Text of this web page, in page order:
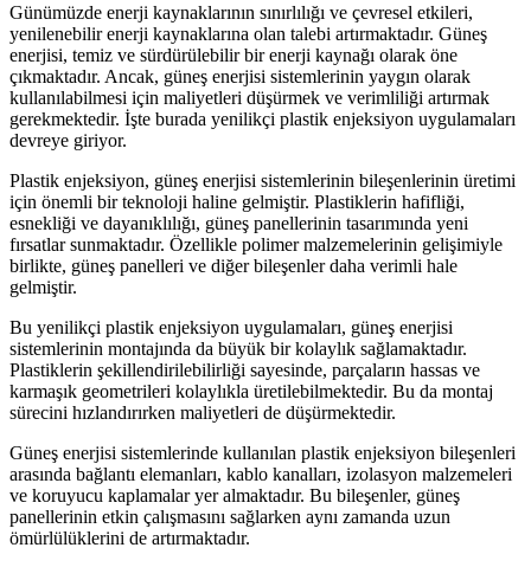
Günümüzde enerji kaynaklarının sınırlılığı ve çevresel etkileri,
yenilenebilir enerji kaynaklarına olan talebi artırmaktadır. Güneş
enerjisi, temiz ve sürdürülebilir bir enerji kaynağı olarak öne
çıkmaktadır. Ancak, güneş enerjisi sistemlerinin yaygın olarak
kullanılabilmesi için maliyetleri düşürmek ve verimliliği artırmak
gerekmektedir. İşte burada yenilikçi plastik enjeksiyon uygulamaları
devreye giriyor.
Plastik enjeksiyon, güneş enerjisi sistemlerinin bileşenlerinin üretimi
için önemli bir teknoloji haline gelmiştir. Plastiklerin hafifliği,
esnekliği ve dayanıklılığı, güneş panellerinin tasarımında yeni
fırsatlar sunmaktadır. Özellikle polimer malzemelerinin gelişimiyle
birlikte, güneş panelleri ve diğer bileşenler daha verimli hale
gelmiştir.
Bu yenilikçi plastik enjeksiyon uygulamaları, güneş enerjisi
sistemlerinin montajında da büyük bir kolaylık sağlamaktadır.
Plastiklerin şekillendirilebilirliği sayesinde, parçaların hassas ve
karmaşık geometrileri kolaylıkla üretilebilmektedir. Bu da montaj
sürecini hızlandırırken maliyetleri de düşürmektedir.
Güneş enerjisi sistemlerinde kullanılan plastik enjeksiyon bileşenleri
arasında bağlantı elemanları, kablo kanalları, izolasyon malzemeleri
ve koruyucu kaplamalar yer almaktadır. Bu bileşenler, güneş
panellerinin etkin çalışmasını sağlarken aynı zamanda uzun
ömürlülüklerini de artırmaktadır.